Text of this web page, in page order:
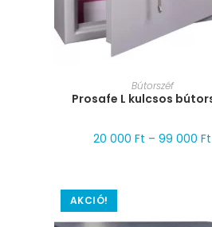
MÉRET VÁLASZTÁSA
Bútorszéf
Prosafe L kulcsos
20 000Ft –99 000Ft
AKCIÓ!